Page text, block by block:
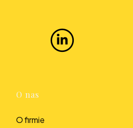
Linki w stopce
O nas
O firmie